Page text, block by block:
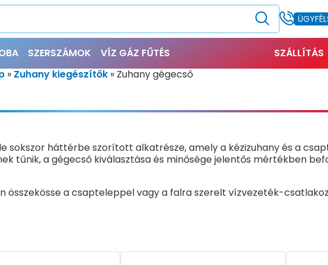
SZERSZÁMOK VÍZ GÁZ FŰTÉS SZÁLLÍTÁS
» Zuhany kiegészítők » Zuhany gégecső
sokszor háttérbe szorított alkatrésze, amely a kézizuhany és a
tűnik, a gégecső kiválasztása és minősége jelentős mértékben
összekösse a csapteleppel vagy a falra szerelt vízvezeték-
és a gyakori hajlításnak, húzásnak.
általában legalább 125 centiméter hosszú cső
megtörése. A választékban megtalálhatók a 150–160, sőt, még a
használunk fejmosáshoz kézizuhanyt, vagy ha nagyobb